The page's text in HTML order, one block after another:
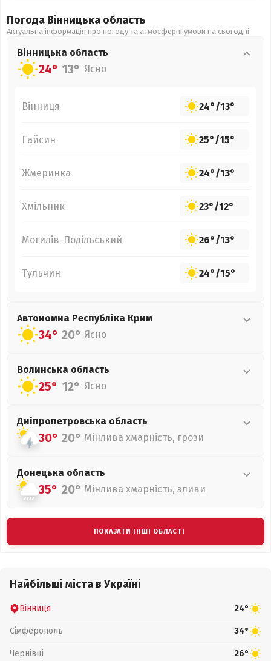
Погода Вінницька область
Актуальна інформація про погоду та атмосферні умови на сьогодні
Вінницька область
24° 13° Ясно
Вінниця 24°/13°
Гайсин 25°/15°
Жмеринка 24°/13°
Хмільник 23°/12°
Могилів-Подільський 26°/13°
Тульчин 24°/15°
Автономна Республіка Крим
34° 20° Ясно
Волинська область
25° 12° Ясно
Дніпропетровська область
30° 20° Мінлива хмарність, грози
Донецька область
35° 20° Мінлива хмарність, зливи
ПОКАЗАТИ ІНШІ ОБЛАСТІ
Найбільші міста в Україні
Вінниця 24°
Сімферополь 34°
Чернівці 26°